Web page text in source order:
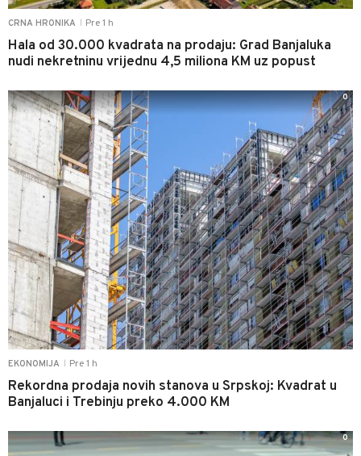
CRNA HRONIKA Pre 1 h
Hala od 30.000 kvadrata na prodaju: Grad Banjaluka
nudi nekretninu vrijednu 4,5 miliona KM uz popust
EKONOMIJA Pre 1 h
Rekordna prodaja novih stanova u Srpskoj: Kvadrat u
Banjaluci i Trebinju preko 4.000 KM
0
0